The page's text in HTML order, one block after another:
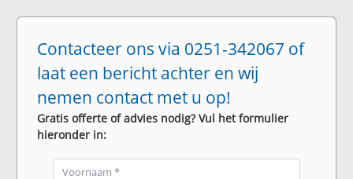
Contacteer ons via 0251-342067 of
laat een bericht achter en wij
nemen contact met u op!
Gratis offerte of advies nodig? Vul het formulier
hieronder in: